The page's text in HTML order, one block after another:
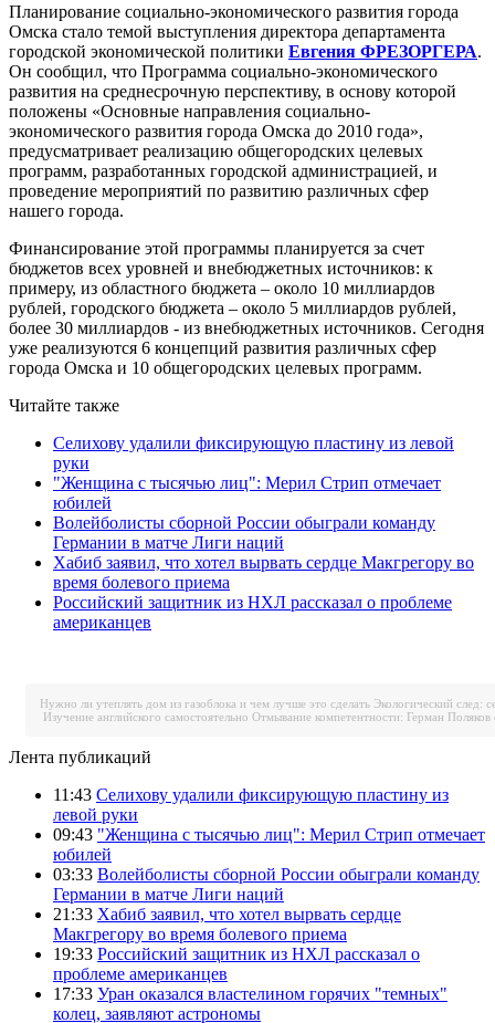
Планирование социально-экономического развития города
Омска стало темой выступления директора департамента
городской экономической политики Евгения ФРЕЗОРГЕРА.
Он сообщил, что Программа социально-экономического
развития на среднесрочную перспективу, в основу которой
положены «Основные направления социально-
экономического развития города Омска до 2010 года»,
предусматривает реализацию общегородских целевых
программ, разработанных городской администрацией, и
проведение мероприятий по развитию различных сфер
нашего города.
Финансирование этой программы планируется за счет
бюджетов всех уровней и внебюджетных источников: к
примеру, из областного бюджета – около 10 миллиардов
рублей, городского бюджета – около 5 миллиардов рублей,
более 30 миллиардов - из внебюджетных источников. Сегодня
уже реализуются 6 концепций развития различных сфер
города Омска и 10 общегородских целевых программ.
Читайте также
Селихову удалили фиксирующую пластину из левой
руки
"Женщина с тысячью лиц": Мерил Стрип отмечает
юбилей
Волейболисты сборной России обыграли команду
Германии в матче Лиги наций
Хабиб заявил, что хотел вырвать сердце Макгрегору во
время болевого приема
Российский защитник из НХЛ рассказал о проблеме
американцев
Нужно ли утеплять дом из газоблока и чем лучше это сделать Экологический след:
Изучение английского самостоятельно Отмывание компетентности: Герман
Лента публикаций
11:43 Селихову удалили фиксирующую пластину из
левой руки
09:43 "Женщина с тысячью лиц": Мерил Стрип отмечает
юбилей
03:33 Волейболисты сборной России обыграли команду
Германии в матче Лиги наций
21:33 Хабиб заявил, что хотел вырвать сердце
Макгрегору во время болевого приема
19:33 Российский защитник из НХЛ рассказал о
проблеме американцев
17:33 Уран оказался властелином горячих "темных"
колец, заявляют астрономы